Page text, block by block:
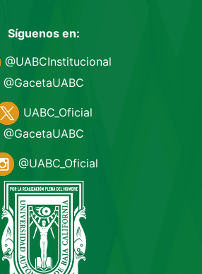
Síguenos en:
@UABCInstitucional
@GacetaUABC
UABC_Oficial
@GacetaUABC
@UABC_Oficial